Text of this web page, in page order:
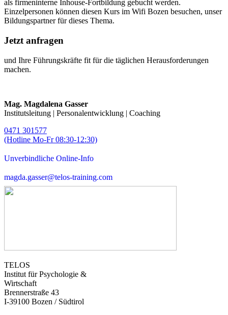
als firmeninterne Inhouse-Fortbildung gebucht werden.
Einzelpersonen können diesen Kurs im Wifi Bozen besuchen, unser
Bildungspartner für dieses Thema.
Jetzt anfragen
und Ihre Führungskräfte fit für die täglichen Herausforderungen
machen.
Mag. Magdalena Gasser
Institutsleitung | Personalentwicklung | Coaching
0471 301577
(Hotline Mo-Fr 08:30-12:30)
Unverbindliche Online-Info
magda.gasser@telos-training.com
TELOS
Institut für Psychologie &
Wirtschaft
Brennerstraße 43
I-39100 Bozen / Südtirol